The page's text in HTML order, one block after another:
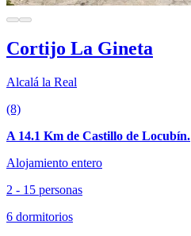
Cortijo La Gineta
Alcalá la Real
(8)
A 14.1 Km de Castillo de Locubín.
Alojamiento entero
2 - 15 personas
6 dormitorios